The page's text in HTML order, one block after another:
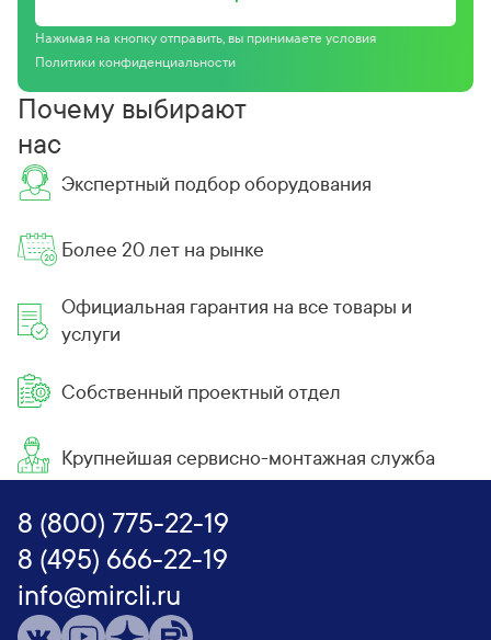
Нажимая на кнопку отправить, вы принимаете условия
Политики конфиденциальности
Почему выбирают
нас
Экспертный подбор оборудования
Более 20 лет на рынке
Официальная гарантия на все товары и
услуги
Собственный проектный отдел
Крупнейшая сервисно-монтажная служба
8 (800) 775-22-19
8 (495) 666-22-19
info@mircli.ru